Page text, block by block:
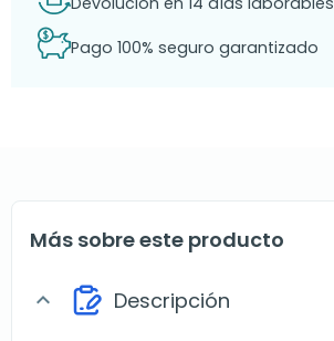
Pago 100% seguro garantizado
Más sobre este producto
expand_more Descripción